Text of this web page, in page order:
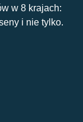
w 8 krajach:
i nie tylko.